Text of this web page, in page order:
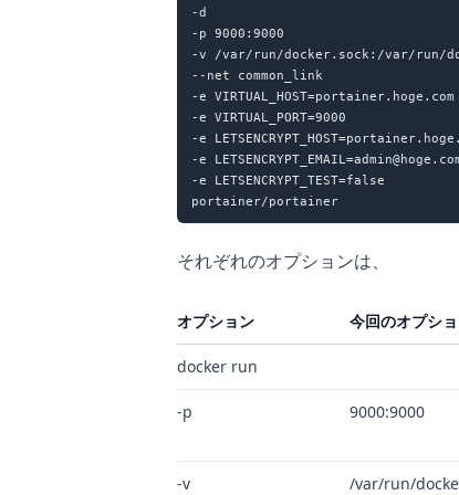
-d
-p 9000:9000
-v /var/run/docker.sock:/var/run/
--net common_link
-e VIRTUAL_HOST=portainer.hoge.com
-e VIRTUAL_PORT=9000
-e
-e
-e LETSENCRYPT_TEST=false
portainer/portainer
それぞれのオプションは、
オプション 今回のオプシ
docker run
-p 9000:9000
-v /var/run/